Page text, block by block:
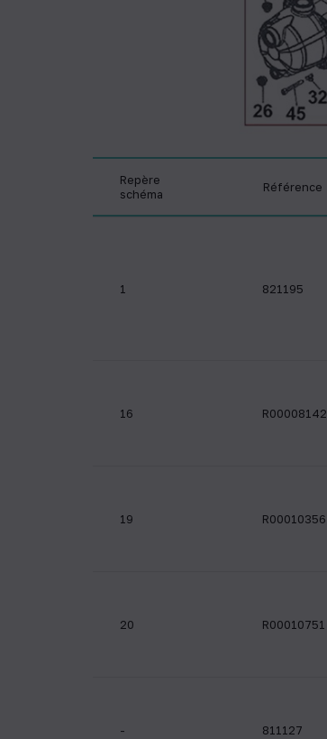
Repère
schéma
Référence
1 821195
- 811127
16 R00008142
19 R00010356
20 R00010751